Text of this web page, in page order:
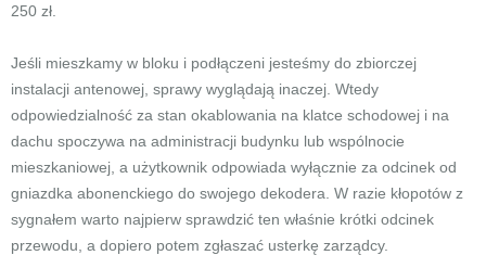
250 zł.
Jeśli mieszkamy w bloku i podłączeni jesteśmy do zbiorczej
instalacji antenowej, sprawy wyglądają inaczej. Wtedy
odpowiedzialność za stan okablowania na klatce schodowej i na
dachu spoczywa na administracji budynku lub wspólnocie
mieszkaniowej, a użytkownik odpowiada wyłącznie za odcinek od
gniazdka abonenckiego do swojego dekodera. W razie kłopotów z
sygnałem warto najpierw sprawdzić ten właśnie krótki odcinek
przewodu, a dopiero potem zgłaszać usterkę zarządcy.